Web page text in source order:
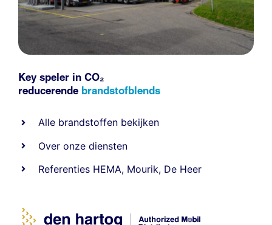
Key speler in CO₂
reducerende brandstofblends
Alle brandstoffen bekijken
Over onze diensten
Referenties HEMA, Mourik, De Heer